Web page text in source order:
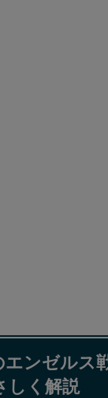
エンゼルス
しく解説